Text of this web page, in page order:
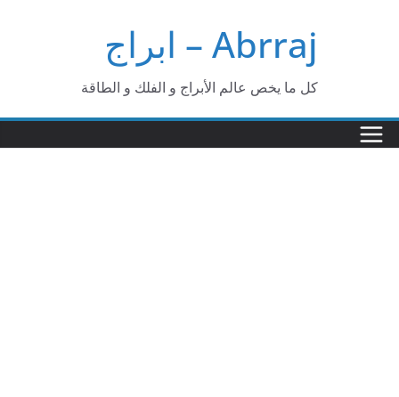
Abrraj – ابراج
كل ما يخص عالم الأبراج و الفلك و الطاقة